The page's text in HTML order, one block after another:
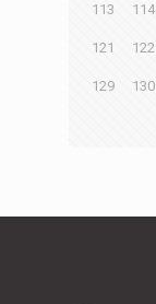
113 114
121 122
129 130